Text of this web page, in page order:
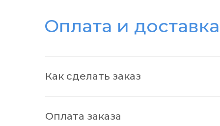
Оплата и доставка
Как сделать заказ
Оплата заказа